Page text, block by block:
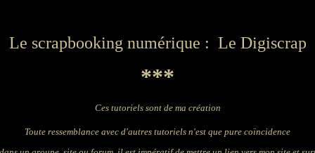
Le scrapbooking numérique : Le Digiscrap
***
Ces tutoriels sont de ma création
Toute ressemblance avec d'autres tutoriels n'est que pure coïncidence